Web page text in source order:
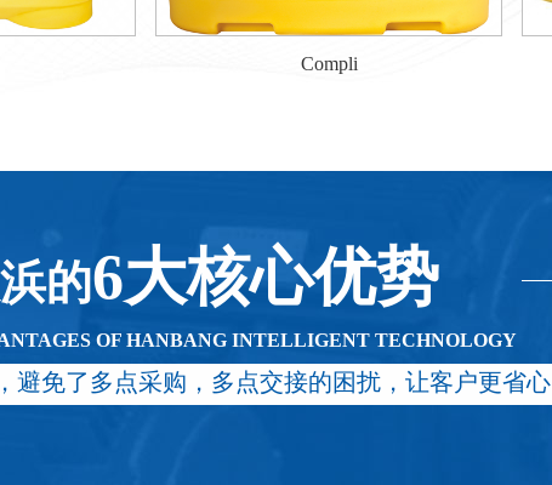
Compli
的6大核心优势
OF HANBANG INTELLIGENT TECHNOLOGY
避免了多点采购，多点交接的困扰，让客户更省心